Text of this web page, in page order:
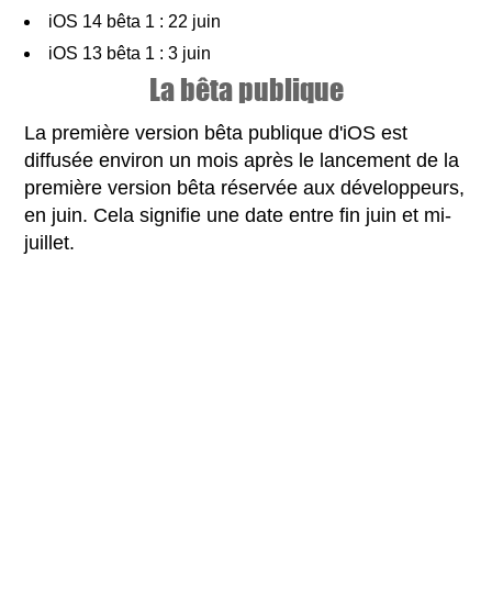
iOS 14 bêta 1 : 22 juin
iOS 13 bêta 1 : 3 juin
La bêta publique
La première version bêta publique d'iOS est
diffusée environ un mois après le lancement de la
première version bêta réservée aux développeurs,
en juin. Cela signifie une date entre fin juin et mi-
juillet.